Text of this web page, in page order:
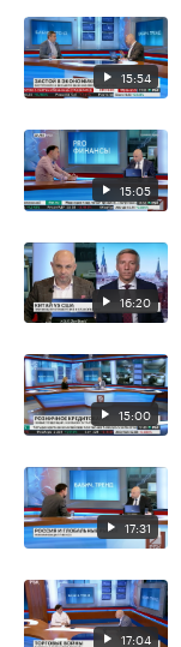
15:54
15:05
16:20
15:00
17:31
17:04